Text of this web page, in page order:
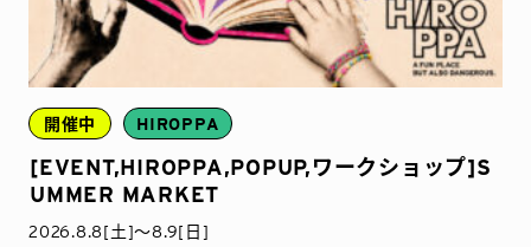
開催中 HIROPPA
[EVENT,HIROPPA,POPUP,ワークショップ]S
UMMER MARKET
2026.8.8[土]〜8.9[日]